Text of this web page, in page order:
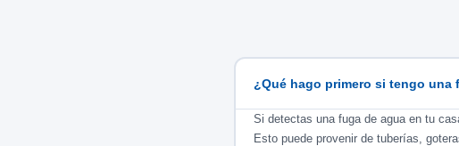
¿Qué hago primero si tengo una
Si detectas una fuga de agua en tu
Esto puede provenir de tuberías,